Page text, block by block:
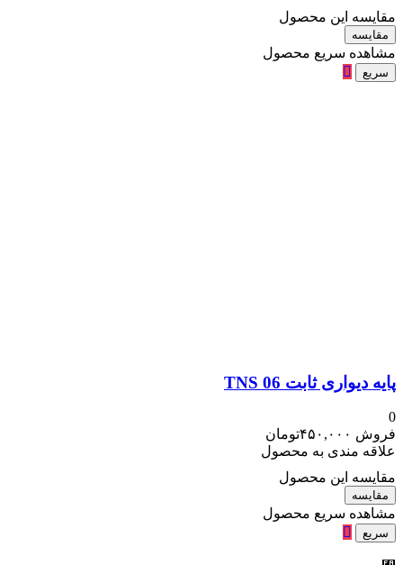
مقایسه این محصول
مقایسه
مشاهده سریع محصول
سریع
پایه دیواری ثابت TNS 06
0
فروش ۴۵۰,۰۰۰تومان
علاقه مندی به محصول
مقایسه این محصول
مقایسه
مشاهده سریع محصول
سریع